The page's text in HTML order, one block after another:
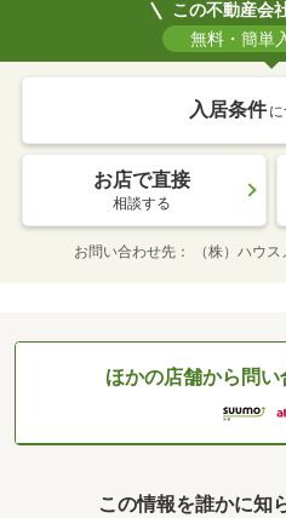
この不動産会
無料・簡単
入居条件
お店で直接
相談する
お問い合わせ先 （株）ハウ
ほかの店舗から問い
この情報を誰かに知